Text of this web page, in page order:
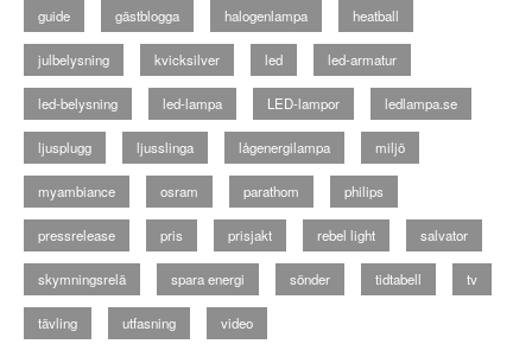
guide gästblogga halogenlampa heatball
julbelysning kvicksilver led led-armatur
led-belysning led-lampa LED-lampor ledlampa.se
ljusplugg ljusslinga lågenergilampa miljö
myambiance osram parathom philips
pressrelease pris prisjakt rebel light salvator
skymningsrelä spara energi sönder tidtabell tv
tävling utfasning video